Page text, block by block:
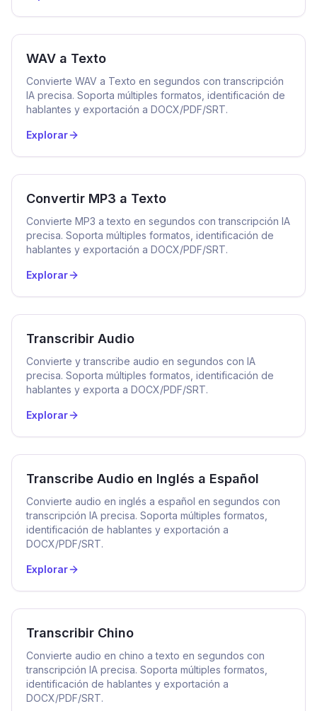
WAV a Texto
Convierte WAV a Texto en segundos con transcripción
IA precisa. Soporta múltiples formatos, identificación de
hablantes y exportación a DOCX/PDF/SRT.
Explorar
Convertir MP3 a Texto
Convierte MP3 a texto en segundos con transcripción IA
precisa. Soporta múltiples formatos, identificación de
hablantes y exportación a DOCX/PDF/SRT.
Explorar
Transcribir Audio
Convierte y transcribe audio en segundos con IA
precisa. Soporta múltiples formatos, identificación de
hablantes y exporta a DOCX/PDF/SRT.
Explorar
Transcribe Audio en Inglés a Español
Convierte audio en inglés a español en segundos con
transcripción IA precisa. Soporta múltiples formatos,
identificación de hablantes y exportación a
DOCX/PDF/SRT.
Explorar
Transcribir Chino
Convierte audio en chino a texto en segundos con
transcripción IA precisa. Soporta múltiples formatos,
identificación de hablantes y exportación a
DOCX/PDF/SRT.